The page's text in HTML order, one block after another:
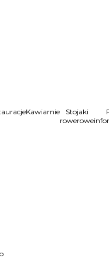
Kawiarnie
Stojaki
rowerowe